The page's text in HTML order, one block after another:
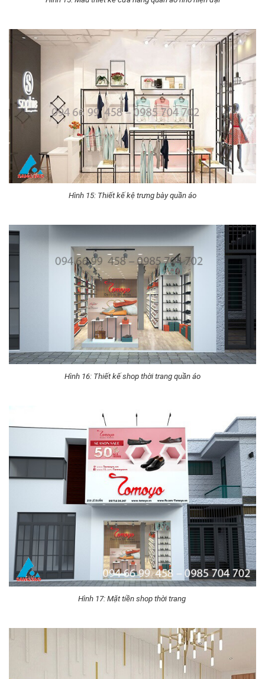
Hình 15: Thiết kế kệ trưng bày quần áo
Hình 16: Thiết kế shop thời trang quần áo
Hình 17: Mặt tiền shop thời trang